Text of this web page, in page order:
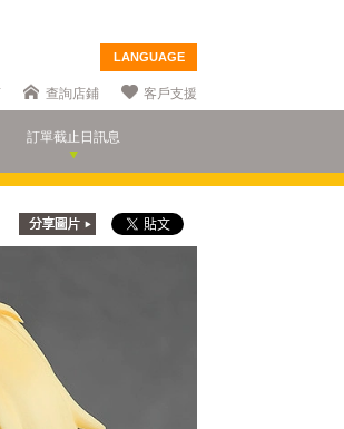
LANGUAGE
查詢店鋪 客戶支援
訂單截止日訊息